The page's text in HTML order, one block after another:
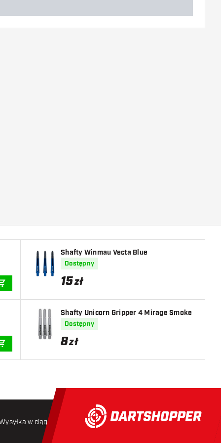
Shafty Winmau Vecta Blue
Dostępny
15zł
Shafty Unicorn Gripper 4 Mirage Smoke
Dostępny
8zł
w ciągu 24 godzin Darmowa wysyłka od 250 złoty